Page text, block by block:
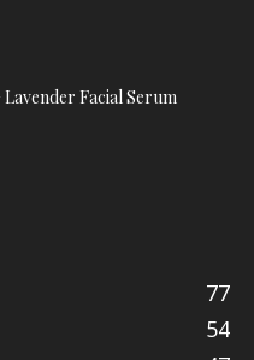
Lavender Facial Serum
77
54